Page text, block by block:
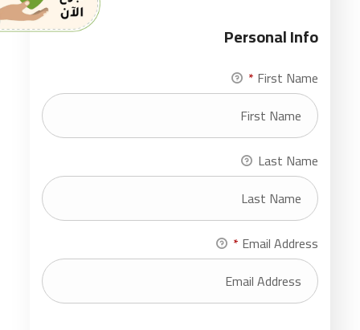
Personal Info
First Name
*
Last Name
Email Address
*